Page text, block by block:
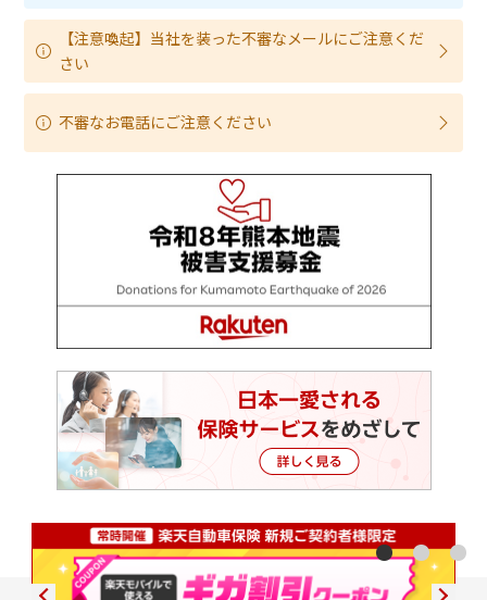
【注意喚起】当社を装った不審なメールにご注意くだ
さい
不審なお電話にご注意ください